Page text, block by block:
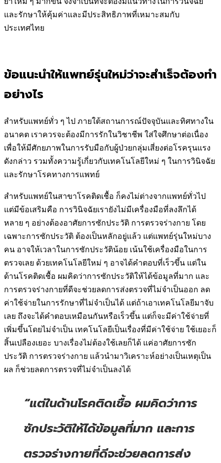
และรักษาให้คุ้มค่าและมีประสิทธิภาพที่เหมาะสมกับ
ประเทศไทย
ข้อแนะนำให้แพทย์รุ่นใหม่ว่าจะสำเร็จต้องทำ
อย่างไร
สำหรับแพทย์ทั่ว ๆ ไป ภายใต้สถานการณ์ปัจจุบันและทิศทางใน
อนาคต เราควรจะต้องมีการรักในวิชาชีพ ใส่ใจศึกษาต่อเนื่อง
เพื่อให้มีศักยภาพในการรับมือกับผู้ป่วยกลุ่มเสี่ยงต่อโรครุนแรง
ดังกล่าว รวมทั้งความรู้เกี่ยวกับเทคโนโลยีใหม่ ๆ ในการวินิจฉัย
และรักษาโรคทางการแพทย์
สำหรับแพทย์ในสาขาโรคติดเชื้อ ก็คงไม่ต่างจากแพทย์ทั่วไป
แต่มีข้อเสริมคือ การวินิจฉัยเรายังไม่มีเครื่องมือที่ลงลึกได้
หลาย ๆ อย่างต้องอาศัยการซักประวัติ การตรวจร่างกาย โดย
เฉพาะการซักประวัติ ต้องเป็นหลักอยู่แล้ว แต่แพทย์รุ่นใหม่บาง
คน อาจให้เวลาในการซักประวัติน้อย เน้นใช้เครื่องมือในการ
ตรวจเลย ด้วยเทคโนโลยีใหม่ ๆ อาจได้คำตอบที่เร็วขึ้น แต่ใน
ด้านโรคติดเชื้อ ผมคิดว่าการซักประวัติให้ได้ข้อมูลที่มาก และ
การตรวจร่างกายที่ดีจะช่วยลดการส่งตรวจที่ไม่จำเป็นออก ลด
ค่าใช้จ่ายในการรักษาที่ไม่จำเป็นได้ แต่ถ้าเอาเทคโนโลยีมาจับ
เลย ถึงจะได้คำตอบเหมือนกันหรือเร็วขึ้น แต่ก็จะมีค่าใช้จ่ายที่
เพิ่มขึ้นโดยไม่จำเป็น เทคโนโลยีเป็นเรื่องที่มีค่าใช้จ่าย ใช้เยอะก็
สิ้นเปลืองเยอะ บางเรื่องไม่ต้องใช้เลยก็ได้ แค่อาศัยการซัก
ประวัติ การตรวจร่างกาย แล้วนำมาวิเคราะห์อย่างเป็นเหตุเป็น
ผล ก็ช่วยลดการตรวจที่ไม่จำเป็นลงได้
“แต่ในด้านโรคติดเชื้อ ผมคิดว่าการ
ซักประวัติให้ได้ข้อมูลที่มาก และการ
ตรวจร่างกายที่ดีจะช่วยลดการส่ง